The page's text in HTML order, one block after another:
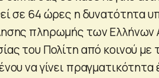
σε 64 ώρες η δυνατότητα
πληρωμής των Ελλήνων
του Πολίτη από κοινού
να γίνει